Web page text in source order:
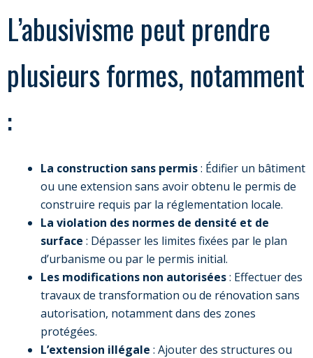
L’abusivisme peut prendre
plusieurs formes, notamment
:
La construction sans permis: Édifier un bâtiment
ou une extension sans avoir obtenu le permis de
construire requis par la réglementation locale.
La violation des normes de densité et de
surface : Dépasser les limites fixées par le plan
d’urbanisme ou par le permis initial.
Les modifications non autorisées: Effectuer des
travaux de transformation ou de rénovation sans
autorisation, notamment dans des zones
protégées.
L’extension illégale : Ajouter des structures ou